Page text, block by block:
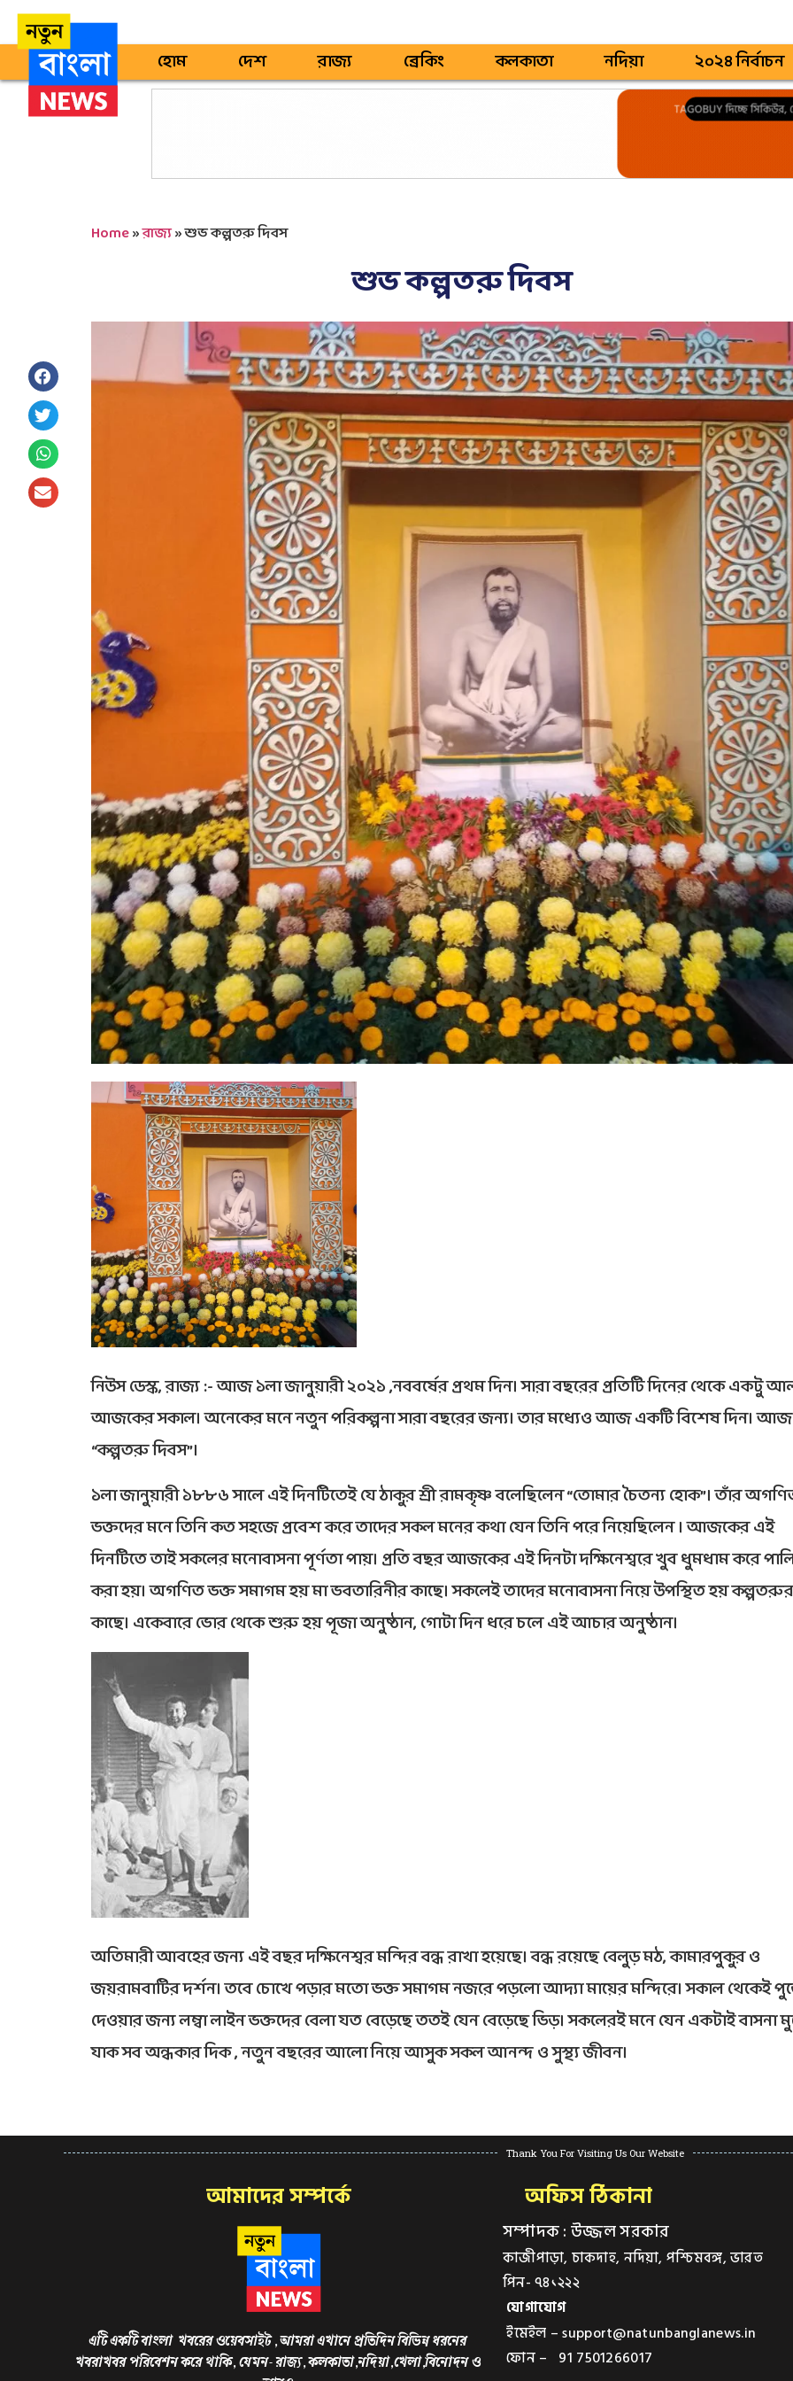
হোম দেশ রাজ্য ব্রেকিং কলকাতা নদিয়া ২০২৪ নির্বাচন
Home»রাজ্য»শুভ কল্পতরু দিবস
শুভ কল্পতরু দিবস
নিউস ডেস্ক, রাজ্য :- আজ ১লা জানুয়ারী ২০২১ ,নববর্ষের প্রথম দিন। সারা বছরের প্রতিটি দিনের থেকে একটু
আজকের সকাল। অনেকের মনে নতুন পরিকল্পনা সারা বছরের জন্য। তার মধ্যেও আজ একটি বিশেষ দিন। আজ
“কল্পতরু দিবস”।
১লা জানুয়ারী ১৮৮৬ সালে এই দিনটিতেই যে ঠাকুর শ্রী রামকৃষ্ণ বলেছিলেন “তোমার চৈতন্য হোক”। তাঁর
ভক্তদের মনে তিনি কত সহজে প্রবেশ করে তাদের সকল মনের কথা যেন তিনি পরে নিয়েছিলেন । আজকের এই
দিনটিতে তাই সকলের মনোবাসনা পূর্ণতা পায়। প্রতি বছর আজকের এই দিনটা দক্ষিনেশ্বরে খুব ধুমধাম করে
করা হয়। অগণিত ভক্ত সমাগম হয় মা ভবতারিনীর কাছে। সকলেই তাদের মনোবাসনা নিয়ে উপস্থিত হয় কল্পতরুর
কাছে। একেবারে ভোর থেকে শুরু হয় পূজা অনুষ্ঠান, গোটা দিন ধরে চলে এই আচার অনুষ্ঠান।
অতিমারী আবহের জন্য এই বছর দক্ষিনেশ্বর মন্দির বন্ধ রাখা হয়েছে। বন্ধ রয়েছে বেলুড় মঠ, কামারপুকুর ও
জয়রামবাটির দর্শন। তবে চোখে পড়ার মতো ভক্ত সমাগম নজরে পড়লো আদ্যা মায়ের মন্দিরে। সকাল থেকেই
দেওয়ার জন্য লম্বা লাইন ভক্তদের বেলা যত বেড়েছে ততই যেন বেড়েছে ভিড়। সকলেরই মনে যেন একটাই বাসনা
যাক সব অন্ধকার দিক , নতুন বছরের আলো নিয়ে আসুক সকল আনন্দ ও সুস্থ্য জীবন।
Thank You For Visiting Us Our Website
আমাদের সম্পর্কে
এটি একটি বাংলা খবরের ওয়েবসাইট , আমরা এখানে প্রতিদিন বিভিন্ন ধরনের
খবরাখবর পরিবেশন করে থাকি, যেমন- রাজ্য, কলকাতা,নদিয়া,খেলা,বিনোদন ও
অফিস ঠিকানা
সম্পাদক : উজ্জল সরকার
কাজীপাড়া, চাকদাহ, নদিয়া, পশ্চিমবঙ্গ, ভারত
পিন- ৭৪১২২২
যোগাযোগ
ইমেইল – support@natunbanglanews.in
ফোন – 91 7501266017